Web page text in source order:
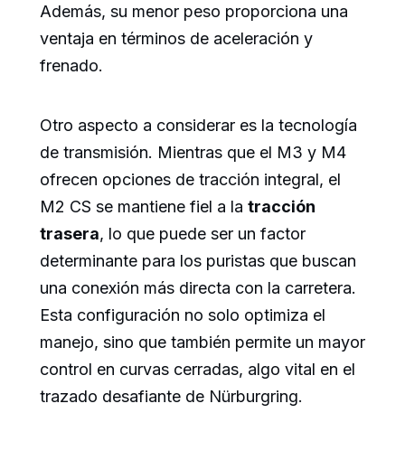
Además, su menor peso proporciona una
ventaja en términos de aceleración y
frenado.
Otro aspecto a considerar es la tecnología
de transmisión. Mientras que el M3 y M4
ofrecen opciones de tracción integral, el
M2 CS se mantiene fiel a la tracción
trasera, lo que puede ser un factor
determinante para los puristas que buscan
una conexión más directa con la carretera.
Esta configuración no solo optimiza el
manejo, sino que también permite un mayor
control en curvas cerradas, algo vital en el
trazado desafiante de Nürburgring.